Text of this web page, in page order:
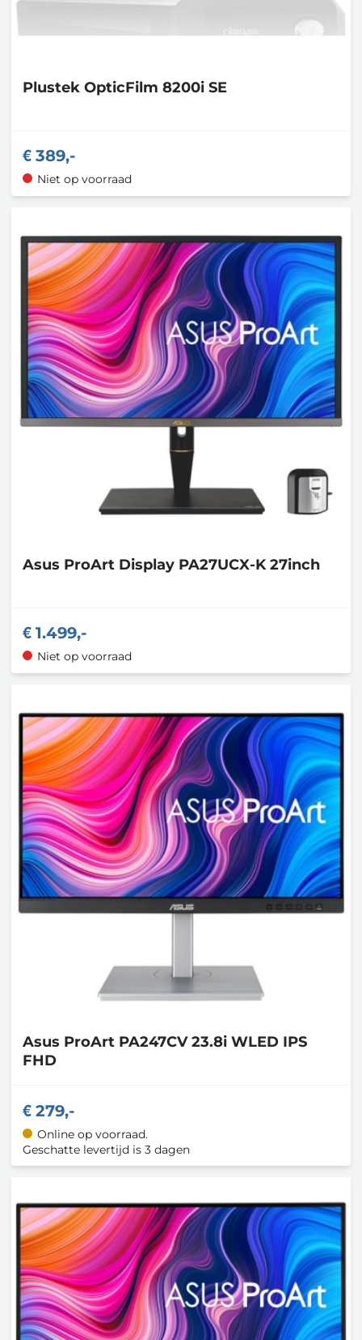
Plustek OpticFilm 8200i SE
389,-
Niet op voorraad
Asus ProArt Display PA27UCX-K 27inch
1.499,-
Niet op voorraad
Asus ProArt PA247CV 23.8i WLED IPS
FHD
279,-
Online op voorraad.
Geschatte levertijd is 3 dagen